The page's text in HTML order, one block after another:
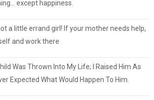
except happiness.
a little errand girl! If your mother needs help,
and work there
Was Thrown Into My Life; I Raised Him As
Expected What Would Happen To Him.